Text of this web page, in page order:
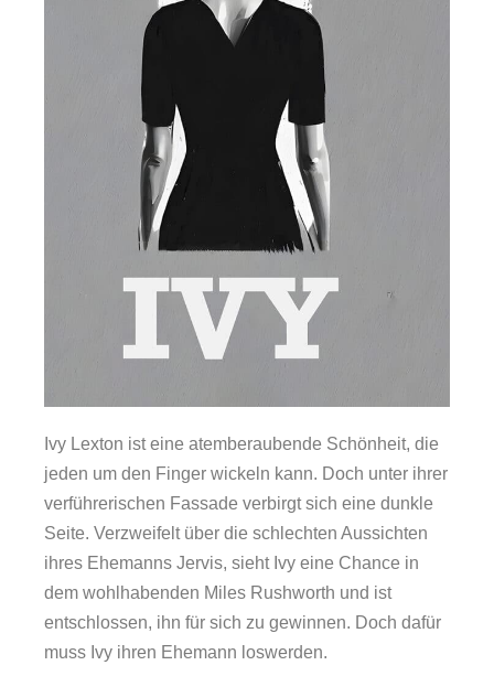
Ivy Lexton ist eine atemberaubende Schönheit, die
jeden um den Finger wickeln kann. Doch unter ihrer
verführerischen Fassade verbirgt sich eine dunkle
Seite. Verzweifelt über die schlechten Aussichten
ihres Ehemanns Jervis, sieht Ivy eine Chance in
dem wohlhabenden Miles Rushworth und ist
entschlossen, ihn für sich zu gewinnen. Doch dafür
muss Ivy ihren Ehemann loswerden.